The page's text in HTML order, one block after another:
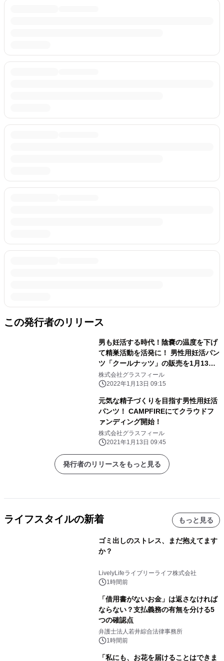
この発行者のリリース
男も妊活する時代！陰嚢の温度を下げ
て精巣活動を活発に！ 男性用妊活パン
ツ「クールナッツ」の販売を1月13日
より開始
株式会社グラスフィール
2022年1月13日 09:15
元気な精子づくりを目指す男性用妊活
パンツ！ CAMPFIREにてクラウドフ
ァンディング開始！
株式会社グラスフィール
2021年1月13日 09:45
発行者のリリースをもっと見る
ライフスタイルの新着 もっと見る
ゴミ出しのストレス、まだ抱えてます
か？
LivelyLifeライブリーライフ株式会社
1時間前
「借用書がないお金」は返さなければ
ならない？支払義務の有無を分ける5
つの確認点
弁護士法人若井綜合法律事務所
1時間前
「私にも、お花を届けることはできま